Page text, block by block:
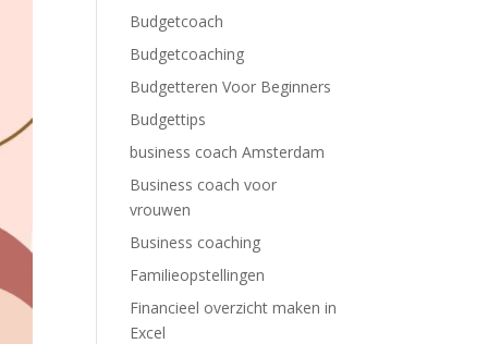
Budgetcoach
Budgetcoaching
Budgetteren Voor Beginners
Budgettips
business coach Amsterdam
Business coach voor
vrouwen
Business coaching
Familieopstellingen
Financieel overzicht maken in
Excel